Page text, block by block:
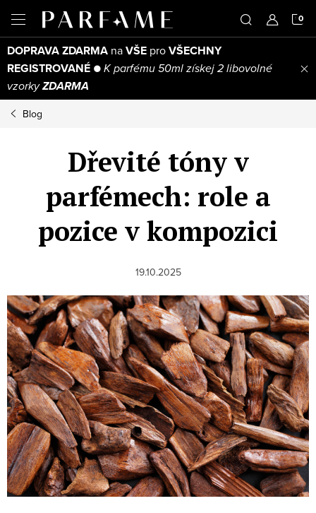
na
obsah
DOPRAVA ZDARMA naVŠE proVŠECHNY
REGISTROVANÉ ●K parfému 50ml získej 2 libovolné
vzorkyZDARMA
Blog
Dřevité tóny v
parfémech: role a
pozice v kompozici
19.10.2025